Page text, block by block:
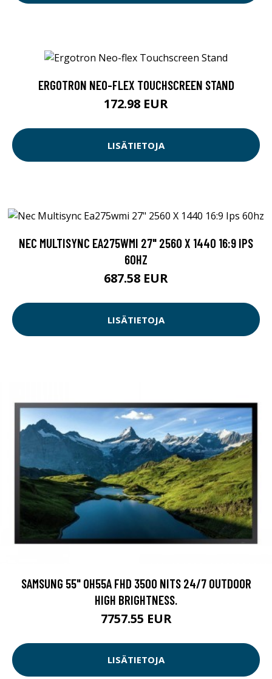
ERGOTRON NEO-FLEX TOUCHSCREEN STAND
172.98 EUR
LISÄTIETOJA
NEC MULTISYNC EA275WMI 27" 2560 X 1440 16:9 IPS
60HZ
687.58 EUR
LISÄTIETOJA
SAMSUNG 55" OH55A FHD 3500 NITS 24/7 OUTDOOR
HIGH BRIGHTNESS.
7757.55 EUR
LISÄTIETOJA